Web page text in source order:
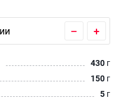
– +
430 г
150 г
5 г